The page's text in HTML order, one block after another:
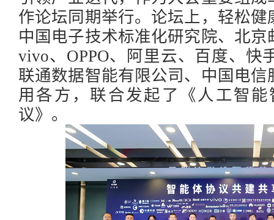
作论坛同期举行。论坛上， 轻松健
中国电子技术标准化研究院、北
vivo、OPPO、阿里云、百度、快
联通数据智能有限公司、中国电
用各方，联合发起 了
《人工智
议》 。